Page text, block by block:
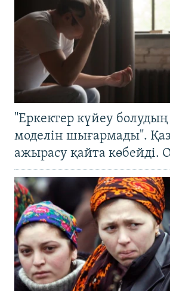
"Еркектер күйеу
моделін шығармады".
ажырасу қайта көбейді.